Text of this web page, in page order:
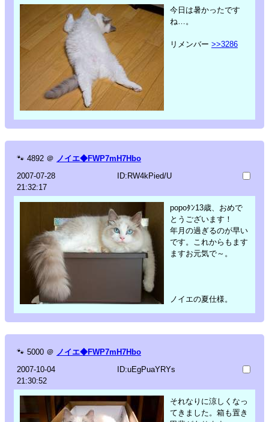
今日は暑かったです
ね…。
リメンバー >>3286
🐾 4892 ＠ ノイエ◆FWP7mH7Hbo
2007-07-28
21:32:17
ID:RW4kPied/U
popoﾀﾝ13歳、おめで
とうございます！
年月の過ぎるのが早い
です。これからもます
ますお元気で～。
ノイエの夏仕様。
🐾 5000 ＠ ノイエ◆FWP7mH7Hbo
2007-10-04
21:30:52
ID:uEgPuaYRYs
それなりに涼しくなっ
てきました。箱も置き